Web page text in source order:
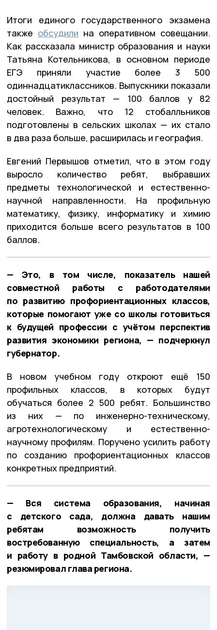
Итоги единого государственного экзамена
также обсудили на оперативном совещании.
Как рассказала министр образования и науки
Татьяна Котельникова, в основном периоде
ЕГЭ приняли участие более 3 500
одиннадцатиклассников. Выпускники показали
достойный результат — 100 баллов у 82
человек. Важно, что 12 стобалльников
подготовлены в сельских школах — их стало
в два раза больше, расширилась и география.
Евгений Первышов отметил, что в этом году
выросло количество ребят, выбравших
предметы технологической и естественно-
научной направленности. На профильную
математику, физику, информатику и химию
приходится больше всего результатов в 100
баллов.
— Это, в том числе, показатель нашей
совместной работы с работодателями
по развитию профориентационных классов,
которые помогают уже со школы готовиться
к будущей профессии с учётом перспектив
развития экономики региона, — подчеркнул
губернатор.
В новом учебном году откроют ещё 150
профильных классов, в которых будут
обучаться более 2 500 ребят. Большинство
из них — по инженерно-техническому,
агротехнологическому и естественно-
научному профилям. Поручено усилить работу
по созданию профориентационных классов
конкретных предприятий.
— Вся система образования, начиная
с детского сада, должна давать нашим
ребятам возможность получить
востребованную специальность, а затем
и работу в родной Тамбовской области, —
резюмировал глава региона.